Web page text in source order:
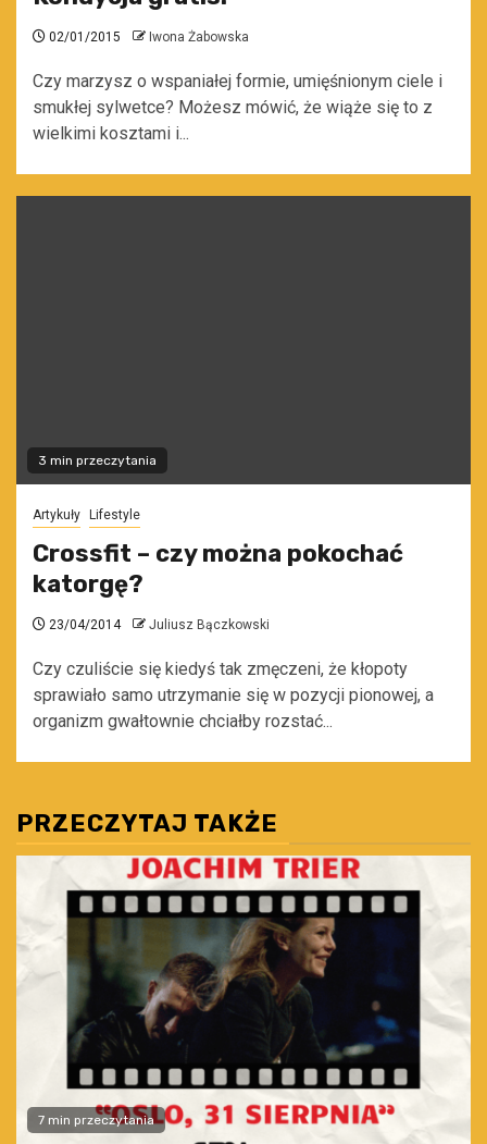
02/01/2015 Iwona Żabowska
Czy marzysz o wspaniałej formie, umięśnionym ciele i
smukłej sylwetce? Możesz mówić, że wiąże się to z
wielkimi kosztami i...
3 min przeczytania
Artykuły Lifestyle
Crossfit – czy można pokochać
katorgę?
23/04/2014 Juliusz Bączkowski
Czy czuliście się kiedyś tak zmęczeni, że kłopoty
sprawiało samo utrzymanie się w pozycji pionowej, a
organizm gwałtownie chciałby rozstać...
PRZECZYTAJ TAKŻE
7 min przeczytania